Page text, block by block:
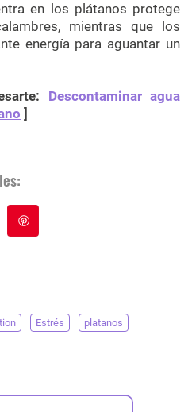
en los plátanos protege
mientras que los
energía para aguantar un
Descontaminar agua
]
Estrés platanos